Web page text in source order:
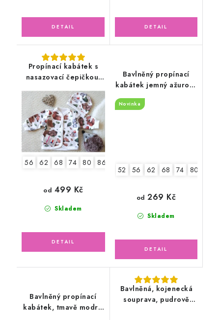
Propínací kabátek s
nasazovací čepičkou,
56 62 68 74 80 86
Skladem
od 499 Kč
Bavlněný propínací
kabátek jemný ažurový
Novinka
52 56 62 68 74 80
Skladem
od 269 Kč
Bavlněný propínací
kabátek, tmavě modré
Bavlněná, kojenecká
souprava, pudrově